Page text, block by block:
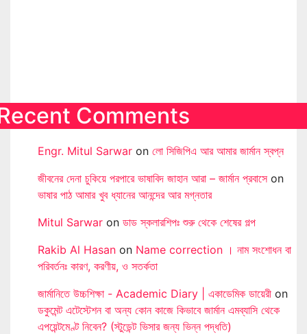
Comments
Engr. Mitul Sarwar on লো সিজিপিএ আর আমার জার্মান স্বপ্ন
জীবনের দেনা চুকিয়ে পরপারে ভাষাবিদ জাহান আরা – জার্মান প্রবাসেon
ভাষার পাঠ আমার খুব ধ্যানের আনন্দের আর মগ্নতার
Mitul Sarwar on ডাড স্কলারশিপঃ শুরু থেকে শেষের গল্প
Rakib Al Hasan on Name correction । নাম সংশোধন বা
পরিবর্তনঃ কারণ, করণীয়, ও সতর্কতা
জার্মানিতে উচ্চশিক্ষা - Academic Diary | একাডেমিক ডায়েরী on
ডকুমেন্ট এটেস্টেশন বা অন্য কোন কাজে কিভাবে জার্মান এমব্যাসি থেকে
এপয়েন্টমেণ্ট নিবেন? (স্টুডেন্ট ভিসার জন্য ভিন্ন পদ্ধতি)